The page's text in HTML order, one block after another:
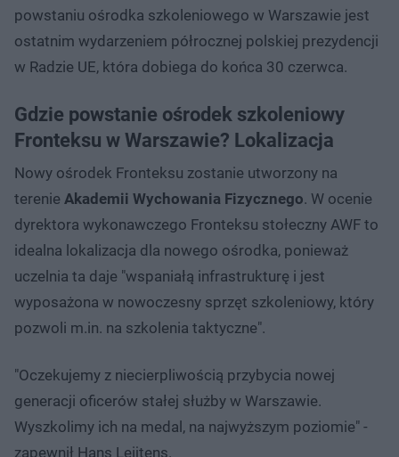
powstaniu ośrodka szkoleniowego w Warszawie jest
ostatnim wydarzeniem półrocznej polskiej prezydencji
w Radzie UE, która dobiega do końca 30 czerwca.
Gdzie powstanie ośrodek szkoleniowy
Fronteksu w Warszawie? Lokalizacja
Nowy ośrodek Fronteksu zostanie utworzony na
terenie Akademii Wychowania Fizycznego. W ocenie
dyrektora wykonawczego Fronteksu stołeczny AWF to
idealna lokalizacja dla nowego ośrodka, ponieważ
uczelnia ta daje "wspaniałą infrastrukturę i jest
wyposażona w nowoczesny sprzęt szkoleniowy, który
pozwoli m.in. na szkolenia taktyczne".
"Oczekujemy z niecierpliwością przybycia nowej
generacji oficerów stałej służby w Warszawie.
Wyszkolimy ich na medal, na najwyższym poziomie" -
zapewnił Hans Leijtens.